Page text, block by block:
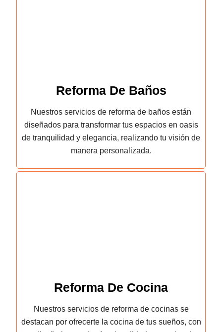
Reforma De Baños
Nuestros servicios de reforma de baños están
diseñados para transformar tus espacios en oasis
de tranquilidad y elegancia, realizando tu visión de
manera personalizada.
Reforma De Cocina
Nuestros servicios de reforma de cocinas se
destacan por ofrecerte la cocina de tus sueños, con